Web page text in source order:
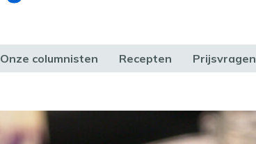
Onze columnisten Recepten Prijsvragen